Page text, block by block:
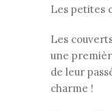
Les petites
Les
une
de leur
charme !